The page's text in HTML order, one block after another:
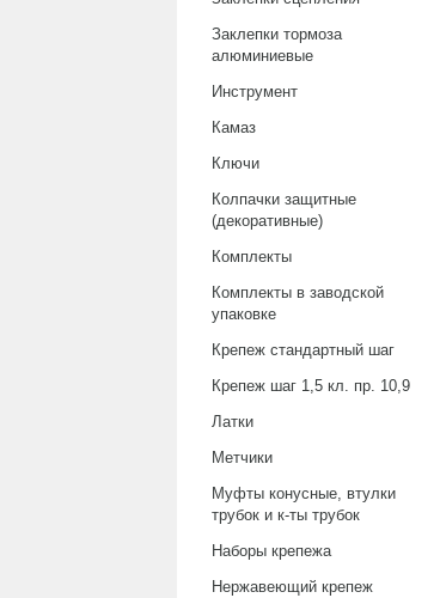
Заклепки тормоза
алюминиевые
Инструмент
Камаз
Ключи
Колпачки защитные
(декоративные)
Комплекты
Комплекты в заводской
упаковке
Крепеж стандартный шаг
Крепеж шаг 1,5 кл. пр. 10,9
Латки
Метчики
Муфты конусные, втулки
трубок и к-ты трубок
Наборы крепежа
Нержавеющий крепеж